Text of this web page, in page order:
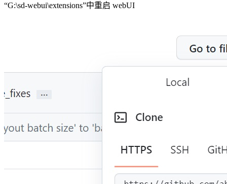
“G:\sd-webui\extensions”中重启 webUI